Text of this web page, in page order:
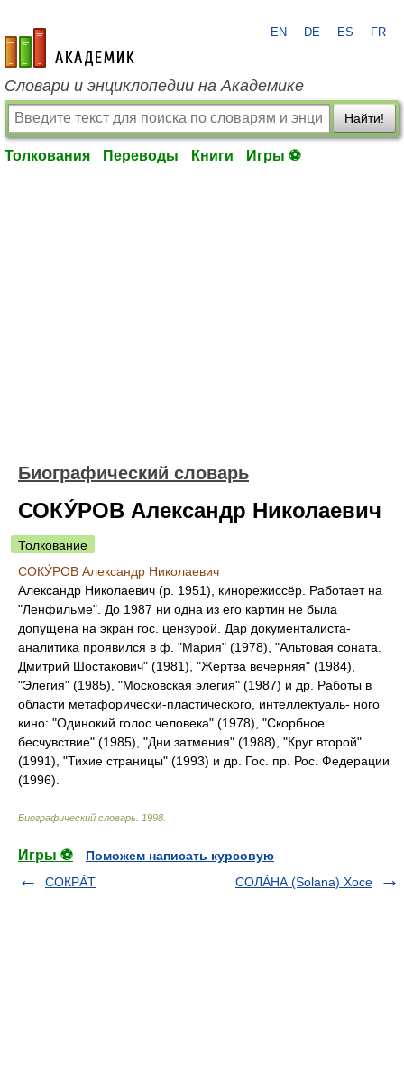
academic.ru
EN DE ES FR
Словари и энциклопедии на Академике
Найти!
Толкования Переводы Книги Игры ⚽
Биографический словарь
СОКУ́РОВ Александр Николаевич
Толкование
СОКУ́РОВ Александр Николаевич
Александр Николаевич (р. 1951), кинорежиссёр. Работает на
"Ленфильме". До 1987 ни одна из его картин не была
допущена на экран гос. цензурой. Дар документалиста-
аналитика проявился в ф. "Мария" (1978), "Альтовая соната.
Дмитрий Шостакович" (1981), "Жертва вечерняя" (1984),
"Элегия" (1985), "Московская элегия" (1987) и др. Работы в
области метафорически-пластического, интеллектуаль- ного
кино: "Одинокий голос человека" (1978), "Скорбное
бесчувствие" (1985), "Дни затмения" (1988), "Круг второй"
(1991), "Тихие страницы" (1993) и др. Гос. пр. Рос. Федерации
(1996).
Биографический словарь 1998
Игры ⚽
Поможем написать курсовую
СОКРÁТ
СОЛÁНА (Solana) Хосе